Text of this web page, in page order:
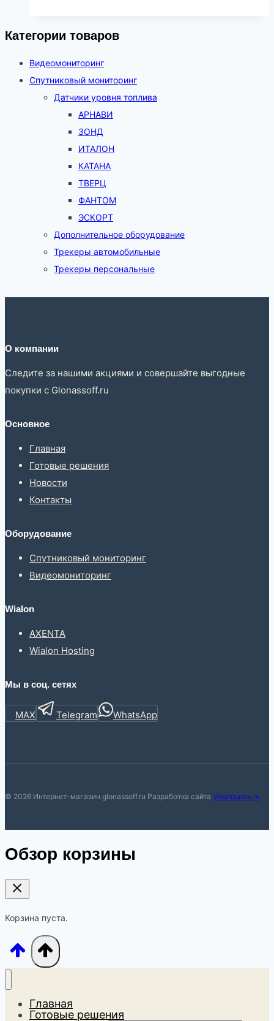
Категории товаров
Видеомониторинг
Спутниковый мониторинг
Датчики уровня топлива
АРНАВИ
ЗОНД
ИТАЛОН
КАТАНА
ТВЕРЦ
ФАНТОМ
ЭСКОРТ
Дополнительное оборудование
Трекеры автомобильные
Трекеры персональные
О компании
Следите за нашими акциями и совершайте выгодные
покупки с Glonassoff.ru
Основное
Главная
Готовые решения
Новости
Контакты
Оборудование
Спутниковый мониторинг
Видеомониторинг
Wialon
AXENTA
Wialon Hosting
Мы в соц. сетях
MAX Telegram WhatsApp
© 2026 Интернет-магазин glonassoff.ru Разработка сайта Vmansurov.ru
Обзор корзины
Корзина пуста.
Главная
Готовые решения